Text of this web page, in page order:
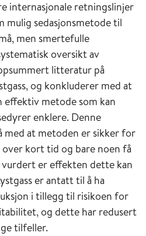
internasjonale retningslinjer
mulig sedasjonsmetode til
men smertefulle
oversikt av
litteratur på
og konkluderer med at
metode som kan
enklere. Denne
med at metoden er sikker for
kort tid og bare noen få
er effekten dette kan
er antatt til å ha
i tillegg til risikoen for
og dette har redusert
tilfeller.